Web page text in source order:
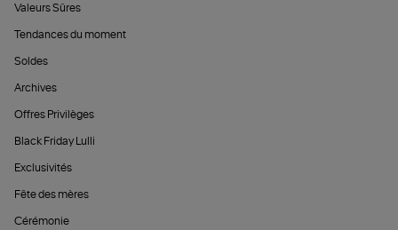
Valeurs Sûres
Tendances du moment
Soldes
Archives
Offres Privilèges
Black Friday Lulli
Exclusivités
Fête des mères
Cérémonie